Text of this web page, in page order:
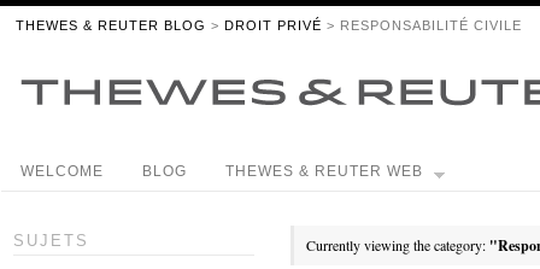
THEWES & REUTER BLOG > DROIT PRIVÉ > RESPONSABILITÉ CIVILE
WELCOME BLOG THEWES & REUTER WEB
Currently viewing the category:
SUJETS